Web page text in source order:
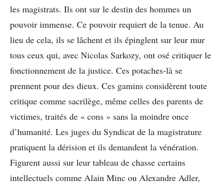
les magistrats. Ils ont sur le destin des hommes un
pouvoir immense. Ce pouvoir requiert de la tenue. Au
lieu de cela, ils se lâchent et ils épinglent sur leur mur
tous ceux qui, avec Nicolas Sarkozy, ont osé critiquer le
fonctionnement de la justice. Ces potaches-là se
prennent pour des dieux. Ces gamins considèrent toute
critique comme sacrilège, même celles des parents de
victimes, traités de « cons » sans la moindre once
d’humanité. Les juges du Syndicat de la magistrature
pratiquent la dérision et ils demandent la vénération.
Figurent aussi sur leur tableau de chasse certains
intellectuels comme Alain Minc ou Alexandre Adler,